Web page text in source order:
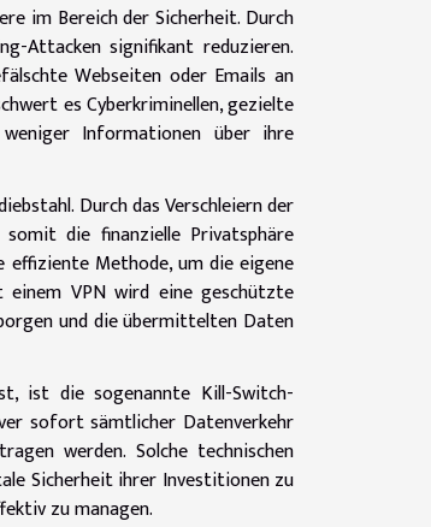
im Bereich der Sicherheit. Durch
Attacken signifikant reduzieren.
Webseiten oder Emails an
es Cyberkriminellen, gezielte
Informationen über ihre
Durch das Verschleiern der
die finanzielle Privatsphäre
Methode, um die eigene
einem VPN wird eine geschützte
und die übermittelten Daten
ist die sogenannte Kill-Switch-
sofort sämtlicher Datenverkehr
werden. Solche technischen
Sicherheit ihrer Investitionen zu
zu managen.